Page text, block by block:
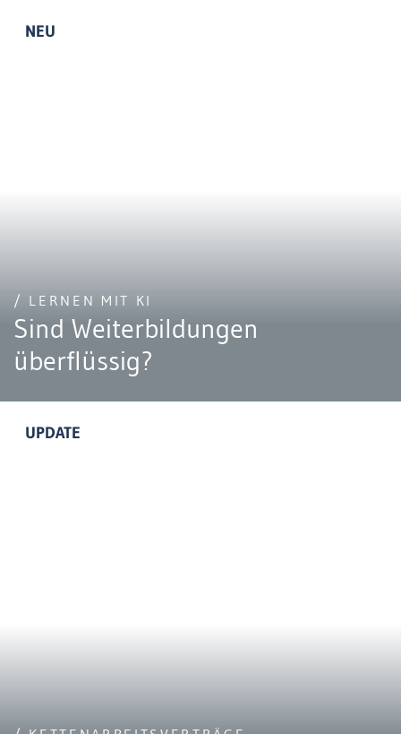
NEU
/ LERNEN MIT KI
Sind Weiterbildungen
überflüssig?
UPDATE